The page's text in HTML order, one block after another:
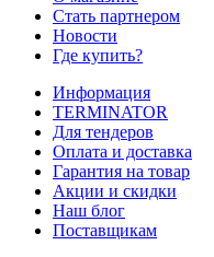
Стать партнером
Новости
Где купить?
Информация
TERMINATOR
Для тендеров
Оплата и доставка
Гарантия на товар
Акции и скидки
Наш блог
Поставщикам